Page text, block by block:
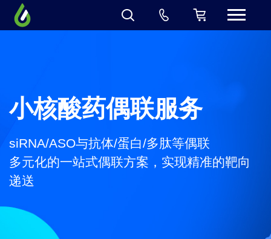
小核酸药偶联服务
siRNA/ASO与抗体/蛋白/多肽等偶联
多元化的一站式偶联方案，实现精准的靶向
递送